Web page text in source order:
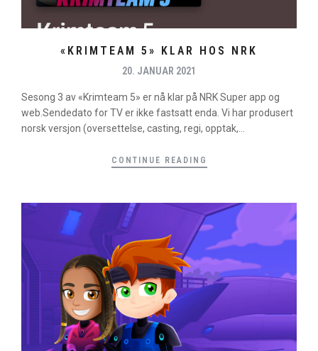
«KRIMTEAM 5» KLAR HOS NRK
20. JANUAR 2021
Sesong 3 av «Krimteam 5» er nå klar på NRK Super app og
web.Sendedato for TV er ikke fastsatt enda. Vi har produsert
norsk versjon (oversettelse, casting, regi, opptak,...
CONTINUE READING